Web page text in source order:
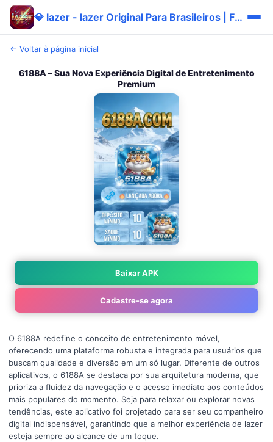
💎 lazer - lazer Original Para Brasileiros | Fácil Grátis
← Voltar à página inicial
6188A – Sua Nova Experiência Digital de Entretenimento
Premium
Baixar APK
Cadastre-se agora
O 6188A redefine o conceito de entretenimento móvel,
oferecendo uma plataforma robusta e integrada para usuários que
buscam qualidade e diversão em um só lugar. Diferente de outros
aplicativos, o 6188A se destaca por sua arquitetura moderna, que
prioriza a fluidez da navegação e o acesso imediato aos conteúdos
mais populares do momento. Seja para relaxar ou explorar novas
tendências, este aplicativo foi projetado para ser seu companheiro
digital indispensável, garantindo que a melhor experiência de lazer
esteja sempre ao alcance de um toque.